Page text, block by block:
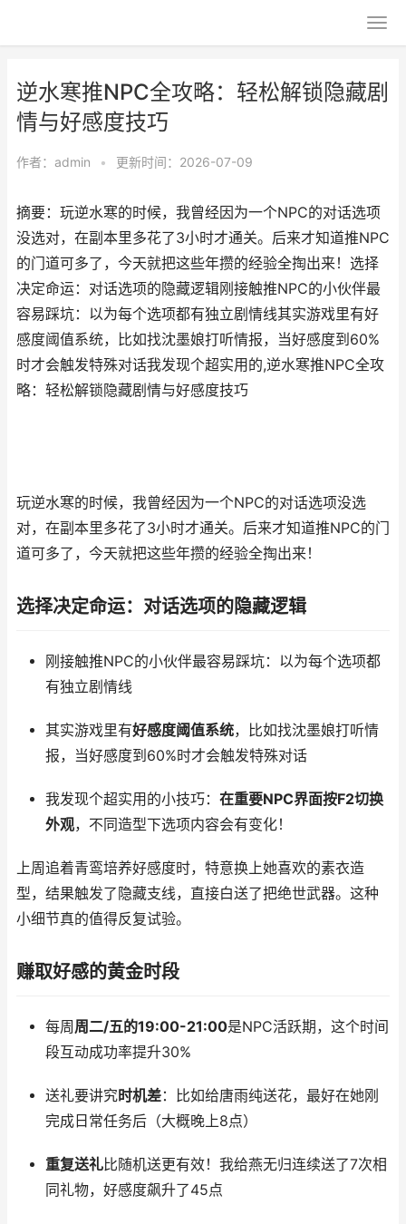
逆水寒推NPC全攻略：轻松解锁隐藏剧
情与好感度技巧
作者： admin • 更新时间：2026-07-09
摘要：玩逆水寒的时候，我曾经因为一个NPC的对话选项
没选对，在副本里多花了3小时才通关。后来才知道推NPC
的门道可多了，今天就把这些年攒的经验全掏出来！选择
决定命运：对话选项的隐藏逻辑刚接触推NPC的小伙伴最
容易踩坑：以为每个选项都有独立剧情线其实游戏里有好
感度阈值系统，比如找沈墨娘打听情报，当好感度到60%
时才会触发特殊对话我发现个超实用的,逆水寒推NPC全攻
略：轻松解锁隐藏剧情与好感度技巧
玩逆水寒的时候，我曾经因为一个NPC的对话选项没选
对，在副本里多花了3小时才通关。后来才知道推NPC的门
道可多了，今天就把这些年攒的经验全掏出来！
选择决定命运：对话选项的隐藏逻辑
刚接触推NPC的小伙伴最容易踩坑：以为每个选项都
有独立剧情线
其实游戏里有好感度阈值系统，比如找沈墨娘打听情
报，当好感度到60%时才会触发特殊对话
我发现个超实用的小技巧： 在重要NPC界面按F2切换
外观，不同造型下选项内容会有变化！
上周追着青鸾培养好感度时，特意换上她喜欢的素衣造
型，结果触发了隐藏支线，直接白送了把绝世武器。这种
小细节真的值得反复试验。
赚取好感的黄金时段
每周 周二/五的19:00-21:00是NPC活跃期，这个时间
段互动成功率提升30%
送礼要讲究时机差：比如给唐雨纯送花，最好在她刚
完成日常任务后（大概晚上8点）
重复送礼比随机送更有效！我给燕无归连续送了7次相
同礼物，好感度飙升了45点